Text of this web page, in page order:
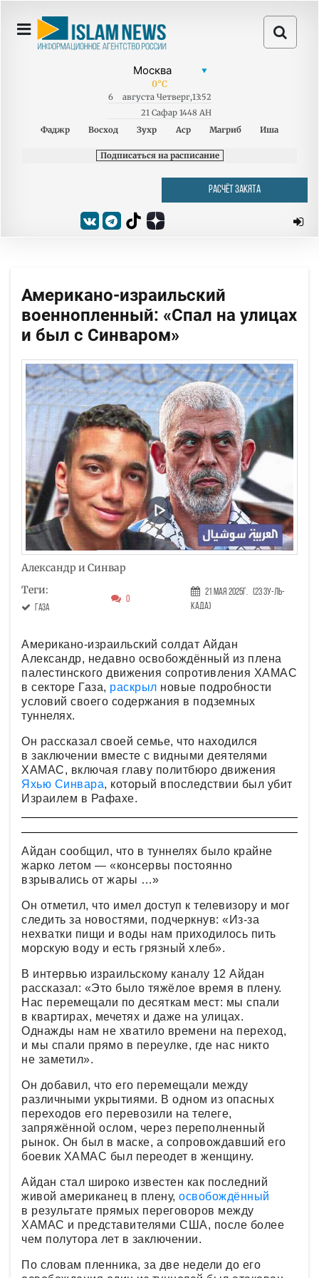
0°C
6 августа Четверг,13:52
21 Сафар 1448 AH
Фаджр
Восход Зухр Аср Магриб Иша
Подписаться на расписание
РАСЧЁТ ЗАКЯТА
Американо-израильский
военнопленный: «Спал на улицах
и был с Синваром»
Александр и Синвар
Теги:
Газа
0
21 Мая 2025г. (23 Зу-ль-
када)
Американо-израильский солдат Айдан
Александр, недавно освобождённый из плена
палестинского движения сопротивления ХАМАС
в секторе Газа, раскрыл новые подробности
условий своего содержания в подземных
туннелях.
Он рассказал своей семье, что находился
в заключении вместе с видными деятелями
ХАМАС, включая главу политбюро движения
Яхью Синвара, который впоследствии был убит
Израилем в Рафахе.
Айдан сообщил, что в туннелях было крайне
жарко летом — «консервы постоянно
взрывались от жары …»
Он отметил, что имел доступ к телевизору и мог
следить за новостями, подчеркнув: «Из-за
нехватки пищи и воды нам приходилось пить
морскую воду и есть грязный хлеб».
В интервью израильскому каналу 12 Айдан
рассказал: «Это было тяжёлое время в плену.
Нас перемещали по десяткам мест: мы спали
в квартирах, мечетях и даже на улицах.
Однажды нам не хватило времени на переход,
и мы спали прямо в переулке, где нас никто
не заметил».
Он добавил, что его перемещали между
различными укрытиями. В одном из опасных
переходов его перевозили на телеге,
запряжённой ослом, через переполненный
рынок. Он был в маске, а сопровождавший его
боевик ХАМАС был переодет в женщину.
Айдан стал широко известен как последний
живой американец в плену, освобождённый
в результате прямых переговоров между
ХАМАС и представителями США, после более
чем полутора лет в заключении.
По словам пленника, за две недели до его